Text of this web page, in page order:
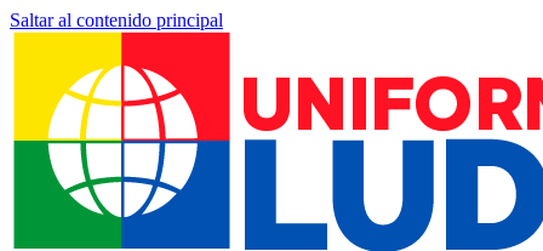
Saltar al contenido principal